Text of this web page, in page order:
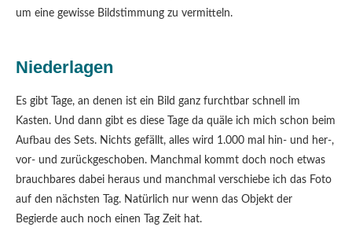
um eine gewisse Bildstimmung zu vermitteln.
Niederlagen
Es gibt Tage, an denen ist ein Bild ganz furchtbar schnell im
Kasten. Und dann gibt es diese Tage da quäle ich mich schon beim
Aufbau des Sets. Nichts gefällt, alles wird 1.000 mal hin- und her-,
vor- und zurückgeschoben. Manchmal kommt doch noch etwas
brauchbares dabei heraus und manchmal verschiebe ich das Foto
auf den nächsten Tag. Natürlich nur wenn das Objekt der
Begierde auch noch einen Tag Zeit hat.